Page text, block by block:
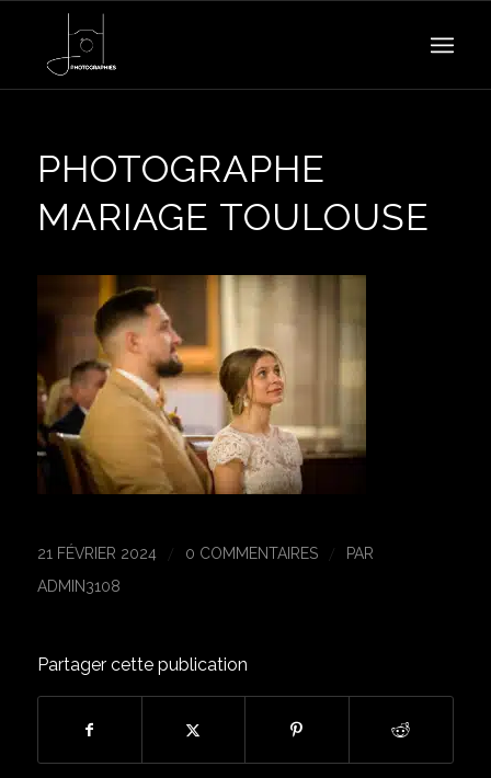
PHOTOGRAPHE
MARIAGE TOULOUSE
21 FÉVRIER 2024 / 0 COMMENTAIRES /
PAR
ADMIN3108
Partager cette publication